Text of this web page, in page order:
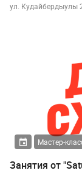
ул. Кудайбердыулы
Мастер-
Занятия от